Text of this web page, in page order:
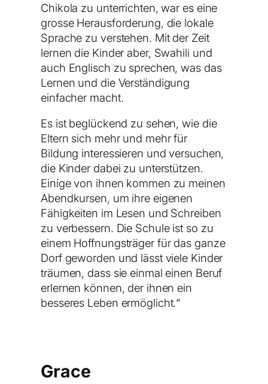
Chikola zu unterrichten, war es eine
grosse Herausforderung, die lokale
Sprache zu verstehen. Mit der Zeit
lernen die Kinder aber, Swahili und
auch Englisch zu sprechen, was das
Lernen und die Verständigung
einfacher macht.
Es ist beglückend zu sehen, wie die
Eltern sich mehr und mehr für
Bildung interessieren und versuchen,
die Kinder dabei zu unterstützen.
Einige von ihnen kommen zu meinen
Abendkursen, um ihre eigenen
Fähigkeiten im Lesen und Schreiben
zu verbessern. Die Schule ist so zu
einem Hoffnungsträger für das ganze
Dorf geworden und lässt viele Kinder
träumen, dass sie einmal einen Beruf
erlernen können, der ihnen ein
besseres Leben ermöglicht.“
Grace